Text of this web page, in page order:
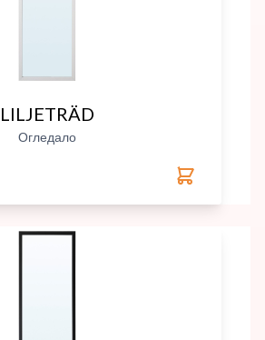
LILJETRÄD
Огледало